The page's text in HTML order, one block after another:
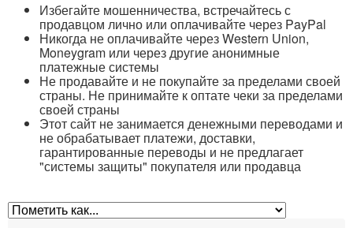
Избегайте мошенничества, встречайтесь с
продавцом лично или оплачивайте через PayPal
Никогда не оплачивайте через Western Union,
Moneygram или через другие анонимные
платежные системы
Не продавайте и не покупайте за пределами своей
страны. Не принимайте к оптате чеки за пределами
своей страны
Этот сайт не занимается денежными переводами и
не обрабатывает платежи, доставки,
гарантированные переводы и не предлагает
"системы защиты" покупателя или продавца